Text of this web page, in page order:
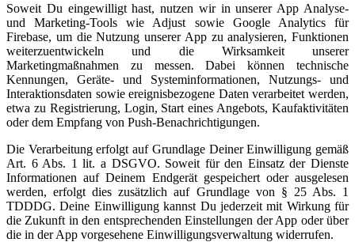
Soweit Du eingewilligt hast, nutzen wir in unserer App Analyse-
und Marketing-Tools wie Adjust sowie Google Analytics für
Firebase, um die Nutzung unserer App zu analysieren, Funktionen
weiterzuentwickeln und die Wirksamkeit unserer
Marketingmaßnahmen zu messen. Dabei können technische
Kennungen, Geräte- und Systeminformationen, Nutzungs- und
Interaktionsdaten sowie ereignisbezogene Daten verarbeitet werden,
etwa zu Registrierung, Login, Start eines Angebots, Kaufaktivitäten
oder dem Empfang von Push-Benachrichtigungen.
Die Verarbeitung erfolgt auf Grundlage Deiner Einwilligung gemäß
Art. 6 Abs. 1 lit. a DSGVO. Soweit für den Einsatz der Dienste
Informationen auf Deinem Endgerät gespeichert oder ausgelesen
werden, erfolgt dies zusätzlich auf Grundlage von § 25 Abs. 1
TDDDG. Deine Einwilligung kannst Du jederzeit mit Wirkung für
die Zukunft in den entsprechenden Einstellungen der App oder über
die in der App vorgesehene Einwilligungsverwaltung widerrufen.